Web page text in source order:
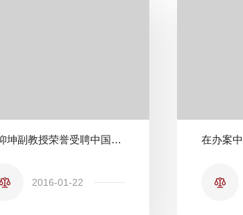
侯仰坤副教授荣誉受聘中国政法大学知识产权客座研究员
2016-01-22